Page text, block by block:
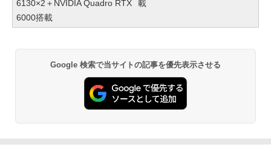
6130×2＋NVIDIA Quadro RTX
6000搭載
載
Google 検索で当サイトの記事を優先表示させる